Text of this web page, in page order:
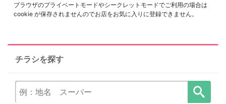
ブラウザのプライベートモードやシークレットモードでご利用の場合は
cookie が保存されませんのでお店をお気に入りに登録できません。
チラシを探す